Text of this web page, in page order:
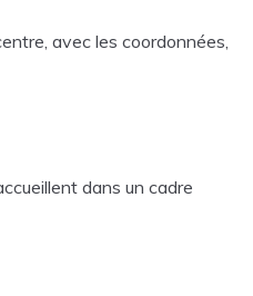
avec les coordonnées,
dans un cadre